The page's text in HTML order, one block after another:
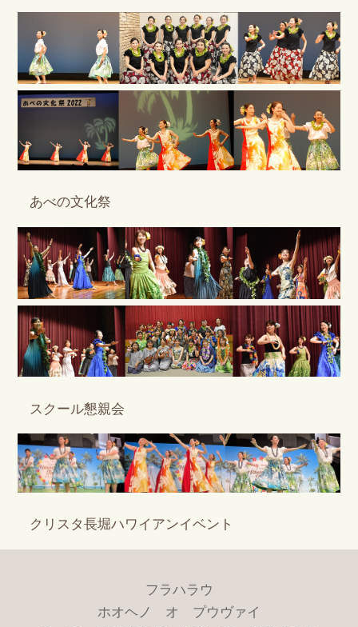
あべの文化祭
スクール懇親会
クリスタ長堀ハワイアンイベント
フラハラウ
ホオヘノ オ プウヴァイ